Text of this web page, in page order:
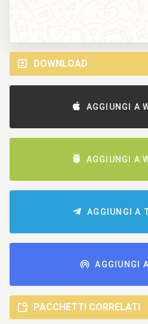
DOWNLOAD
AGGIUNGI A
AGGIUNGI A
AGGIUNGI A
AGGIUNGI
PACCHETTI CORRELATI